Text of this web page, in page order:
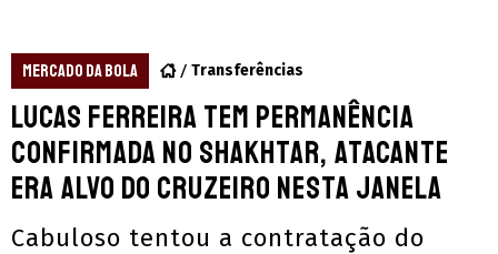
MERCADO DA BOLA Transferências
Lucas Ferreira tem permanência
confirmada no Shakhtar, atacante
era alvo do Cruzeiro nesta janela
Cabuloso tentou a contratação do